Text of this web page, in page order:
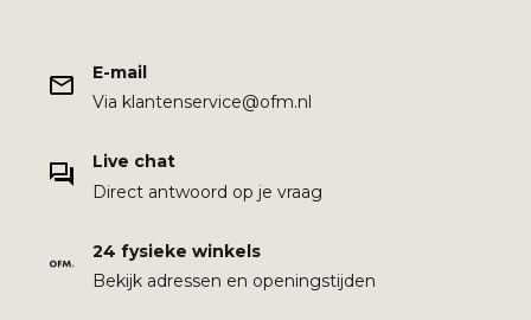
E-mail
Via klantenservice@ofm.nl
Live chat
Direct antwoord op je vraag
24 fysieke winkels
Bekijk adressen en openingstijden